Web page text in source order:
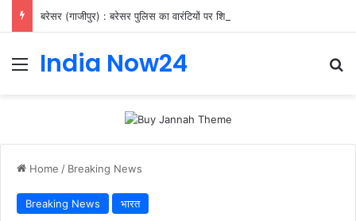
बरेसर (गाजीपुर) : बरेसर पुलिस का वारंटियों पर शिकंजा, 11 गिरफ्तार
India Now24
Home / Breaking News
Breaking News भारत